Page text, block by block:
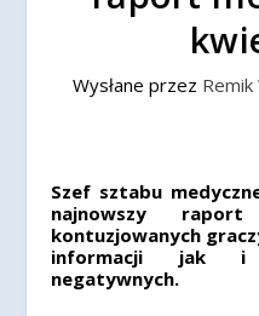
Wysłane przez Remik
Szef sztabu
najnowszy
kontuzjowanych
informacji jak i
negatywnych.